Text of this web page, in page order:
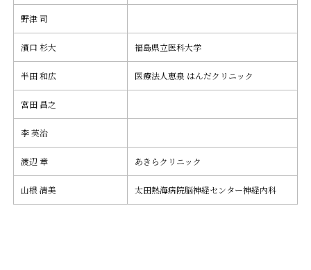
野津 司
濱口 杉大 福島県立医科大学
半田 和広 医療法人恵泉 はんだクリニック
宮田 昌之
李 英治
渡辺 章 あきらクリニック
山根 清美 太田熱海病院脳神経センター神経内科